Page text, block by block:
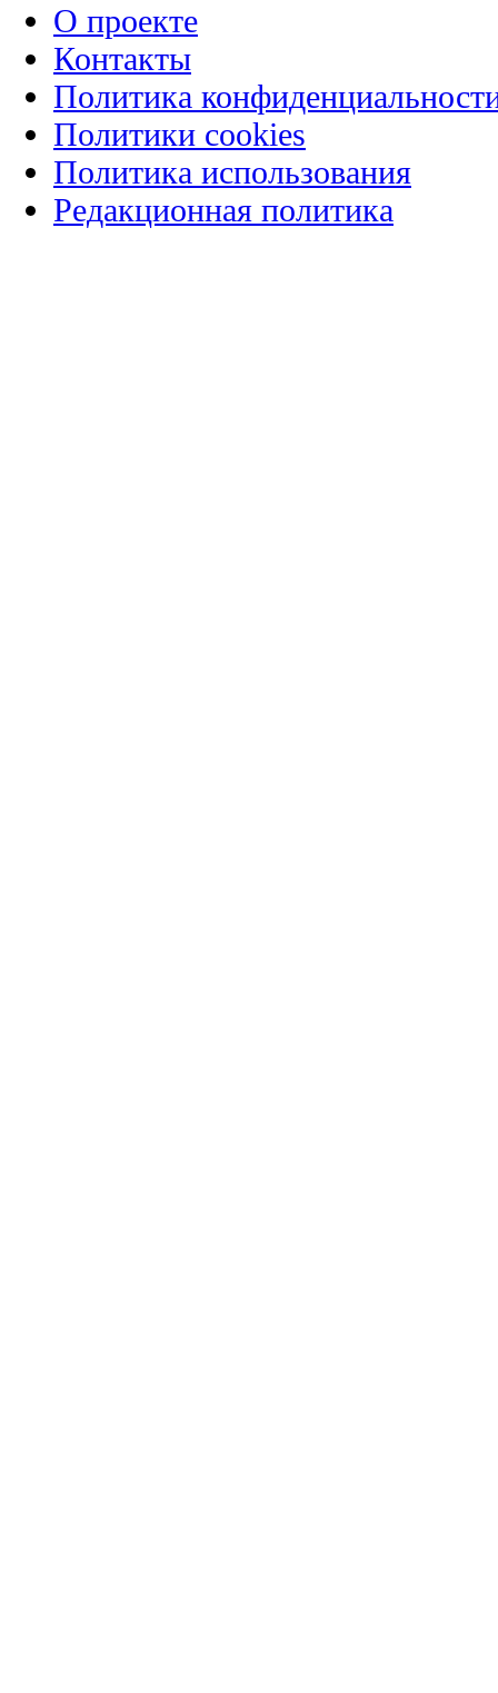
О проекте
Контакты
Политика
Политики cookies
Политика использования
Редакционная политика